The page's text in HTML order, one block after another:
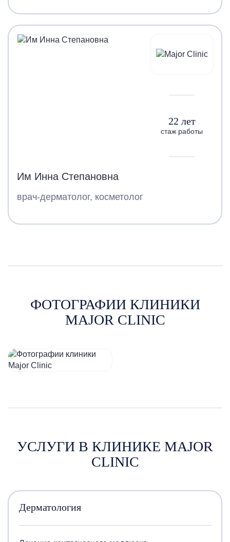
22 лет
стаж работы
Им Инна Степановна
врач-дерматолог, косметолог
ФОТОГРАФИИ КЛИНИКИ
MAJOR CLINIC
УСЛУГИ В КЛИНИКЕ MAJOR
CLINIC
Дерматология